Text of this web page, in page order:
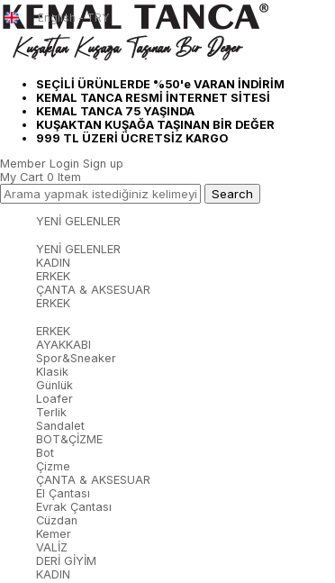
SEÇİLİ ÜRÜNLERDE %50'e VARAN İNDİRİM
KEMAL TANCA RESMİ İNTERNET SİTESİ
KEMAL TANCA 75 YAŞINDA
KUŞAKTAN KUŞAĞA TAŞINAN BİR DEĞER
999 TL ÜZERİ ÜCRETSİZ KARGO
English - TRY
Member Login Sign up
My Cart 0 Item
YENİ GELENLER
YENİ GELENLER
KADIN
ERKEK
ÇANTA & AKSESUAR
ERKEK
ERKEK
AYAKKABI
Spor&Sneaker
Klasik
Günlük
Loafer
Terlik
Sandalet
BOT&ÇİZME
Bot
Çizme
ÇANTA & AKSESUAR
El Çantası
Evrak Çantası
Cüzdan
Kemer
VALİZ
DERİ GİYİM
KADIN